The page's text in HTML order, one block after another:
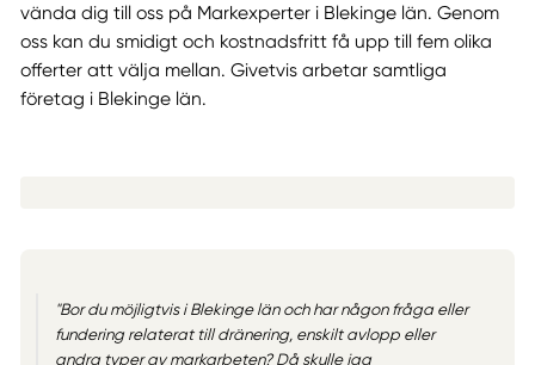
vända dig till oss på Markexperter i Blekinge län. Genom
oss kan du smidigt och kostnadsfritt få upp till fem olika
offerter att välja mellan. Givetvis arbetar samtliga
företag i Blekinge län.
"Bor du möjligtvis i Blekinge län och har någon fråga eller
fundering relaterat till dränering, enskilt avlopp eller
andra typer av markarbeten? Då skulle jag